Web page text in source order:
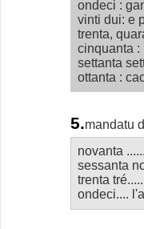
ondeci :
vinti dui: e
trenta,
cinquanta :
settanta
ottanta :
5.mandatu
novanta
sessanta
trenta
ondeci....